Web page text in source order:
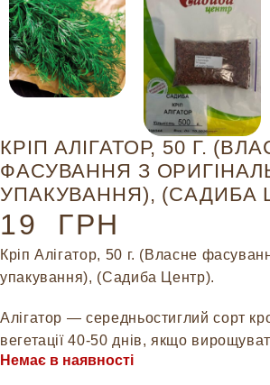
КРІП АЛІГАТОР, 50 Г.
ФАСУВАННЯ З
УПАКУВАННЯ), (САДИБА
19 ГРН
Кріп Алігатор, 50 г. (Власне
упакування), (Садиба Центр).
Алігатор — середньостиглий сорт
вегетації 40-50 днів, якщо
Немає в наявності